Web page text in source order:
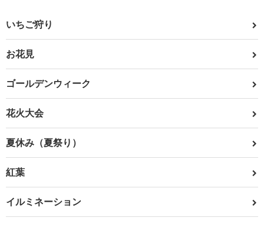
いちご狩り
お花見
ゴールデンウィーク
花火大会
夏休み（夏祭り）
紅葉
イルミネーション